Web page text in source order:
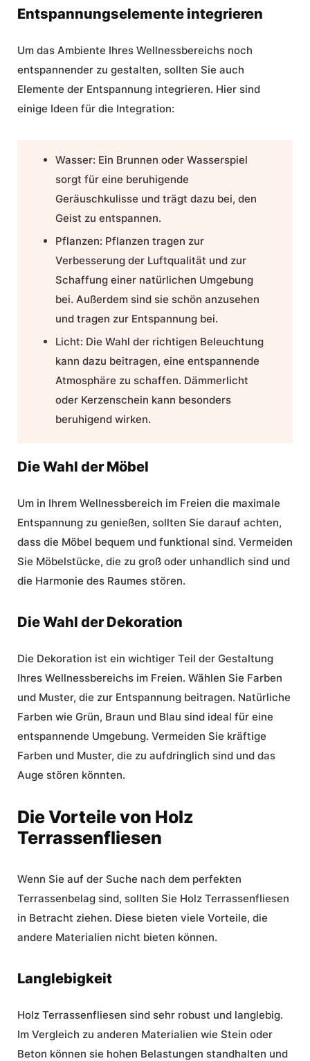
Entspannungselemente integrieren
Um das Ambiente Ihres Wellnessbereichs noch
entspannender zu gestalten, sollten Sie auch
Elemente der Entspannung integrieren. Hier sind
einige Ideen für die Integration:
Wasser: Ein Brunnen oder Wasserspiel
sorgt für eine beruhigende
Geräuschkulisse und trägt dazu bei, den
Geist zu entspannen.
Pflanzen: Pflanzen tragen zur
Verbesserung der Luftqualität und zur
Schaffung einer natürlichen Umgebung
bei. Außerdem sind sie schön anzusehen
und tragen zur Entspannung bei.
Licht: Die Wahl der richtigen Beleuchtung
kann dazu beitragen, eine entspannende
Atmosphäre zu schaffen. Dämmerlicht
oder Kerzenschein kann besonders
beruhigend wirken.
Die Wahl der Möbel
Um in Ihrem Wellnessbereich im Freien die maximale
Entspannung zu genießen, sollten Sie darauf achten,
dass die Möbel bequem und funktional sind. Vermeiden
Sie Möbelstücke, die zu groß oder unhandlich sind und
die Harmonie des Raumes stören.
Die Wahl der Dekoration
Die Dekoration ist ein wichtiger Teil der Gestaltung
Ihres Wellnessbereichs im Freien. Wählen Sie Farben
und Muster, die zur Entspannung beitragen. Natürliche
Farben wie Grün, Braun und Blau sind ideal für eine
entspannende Umgebung. Vermeiden Sie kräftige
Farben und Muster, die zu aufdringlich sind und das
Auge stören könnten.
Die Vorteile von Holz
Terrassenfliesen
Wenn Sie auf der Suche nach dem perfekten
Terrassenbelag sind, sollten Sie Holz Terrassenfliesen
in Betracht ziehen. Diese bieten viele Vorteile, die
andere Materialien nicht bieten können.
Langlebigkeit
Holz Terrassenfliesen sind sehr robust und langlebig.
Im Vergleich zu anderen Materialien wie Stein oder
Beton können sie hohen Belastungen standhalten und